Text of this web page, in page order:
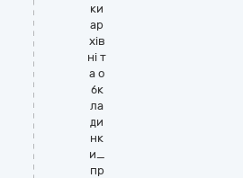
ки
ар
хів
ні т
а о
бк
ла
ди
нк
и_
пр